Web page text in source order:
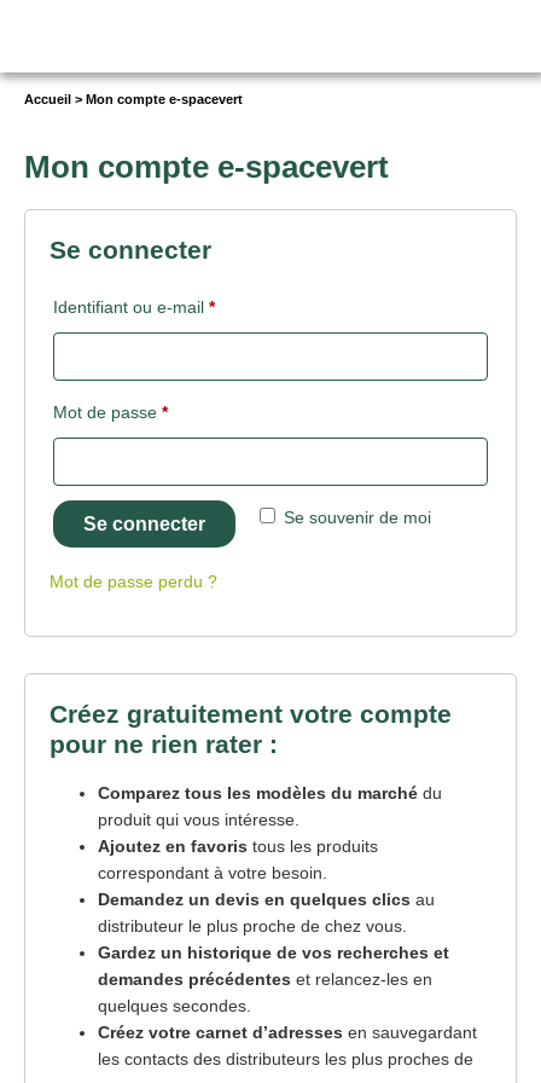
Vous
Accueil> Mon compte e-spacevert
Mon compte e-spacevert
Se connecter
Identifiant ou e-mail *Obligatoire
Mot de passe *Obligatoire
Se souvenir de moi
Se connecter
Mot de passe perdu ?
Créez gratuitement votre compte
pour ne rien rater :
Comparez tous les modèles du marchédu
produit qui vous intéresse.
Ajoutez en favoris tous les produits
correspondant à votre besoin.
Demandez un devis en quelques clics au
distributeur le plus proche de chez vous.
Gardez un historique de vos recherches et
demandes précédentes et relancez-les en
quelques secondes.
Créez votre carnet d’adresses en sauvegardant
les contacts des distributeurs les plus proches de